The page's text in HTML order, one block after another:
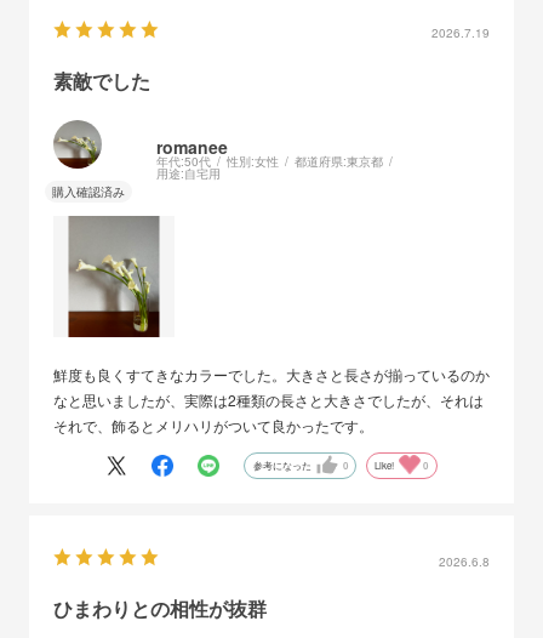
2026.7.19
素敵でした
romanee
年代:50代 性別:女性 都道府県:東京都
用途:自宅用
鮮度も良くすてきなカラーでした。大きさと長さが揃っているのか
なと思いましたが、実際は2種類の長さと大きさでしたが、それは
それで、飾るとメリハリがついて良かったです。
参考になった 0 Like! 0
2026.6.8
ひまわりとの相性が抜群